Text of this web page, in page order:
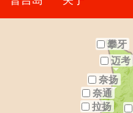
攀牙
迈考
奈扬
奈通
拉扬